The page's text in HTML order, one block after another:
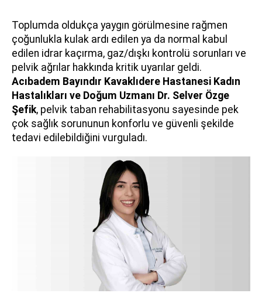
Toplumda oldukça yaygın görülmesine rağmen
çoğunlukla kulak ardı edilen ya da normal kabul
edilen idrar kaçırma, gaz/dışkı kontrolü sorunları ve
pelvik ağrılar hakkında kritik uyarılar geldi.
Acıbadem Bayındır Kavaklıdere Hastanesi Kadın
Hastalıkları ve Doğum Uzmanı Dr. Selver Özge
Şefik, pelvik taban rehabilitasyonu sayesinde pek
çok sağlık sorununun konforlu ve güvenli şekilde
tedavi edilebildiğini vurguladı.